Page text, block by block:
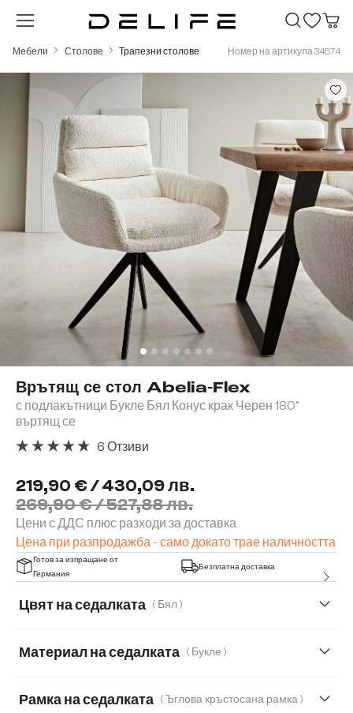
Преминете към основното съдържание
Мебели Столове Трапезни столове Номер на артикула 34874
Врътящ се стол Abelia-Flex
с подлакътници Букле Бял Конус крак Черен 180°
въртящ се
219,90 € / 430,09 лв.
269,90 € / 527,88 лв.
Цени с ДДС плюс разходи за доставка
Цена при разпродажба - само докато трае наличността
6 Отзиви
Готов за изпращане от
Германия
Безплатна доставка
Цвят на седалката ( Бял )
Материал на седалката ( Букле )
Рамка на седалката ( Ъглова кръстосана рамка )
Пропуснете галерия с изображения